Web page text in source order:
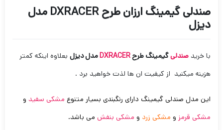
صندلی گیمینگ ارزان طرح DXRACER مدل
دیزل
با خرید صندلیگیمینگ طرح DXRACERمدل دیزل بعلاوه اینکه کمتر
هزینه میکنید از کیفیت ان ها لذت خواهید برد .
این مدل صندلی گیمینگ دارای رنگبندی بسیار متنوع مشکی سفید و
مشکی قرمز و مشکی زرد و مشکی بنفش می باشد.